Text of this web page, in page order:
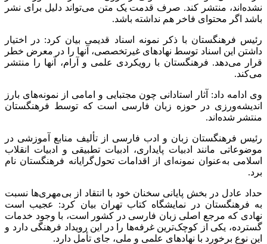
نشده‌اند، منتشر کند. صرف قدمت یک متن می‌تواند دلیل برای نشر
باشد اگر محتوای فاخر هم نداشته باشد.
رئیس فرهنگستان با ذکر نمونه اسناد قدیمی بیان کرد: در اختیار
داشتن این اسناد توسط نهادهای غیرتخصصی، آنها را در معرض خطر
قرار می‌دهد. فرهنگستان با رویکردی علمی و آرام، آنها را منتشر
می‌کند.
وی ادامه داد: آثار استادانی چون مجتبایی و امامی از نمونه‌های بارز
اندیشه‌ورزی در حوزه زبان فارسی است که توسط فرهنگستان
منتشر شده‌اند.
رئیس فرهنگستان زبان و ادب فارسی از تألیف منابع آموزشی در
موضوعاتی مانند ادبیات پایداری، ادبیات تطبیقی و ادبیات انقلاب
اسلامی به‌عنوان نمونه‌ای از اقدامات تحول‌گرایانه فرهنگستان نام
برد.
حداد عادل در بخش پایانی سخنان خود با انتقاد از بی‌مهری‌ها نسبت
به فرهنگستان در نمایشگاه کتاب تهران بیان کرد: عجیب است
نهادی که مرجع اصلی زبان فارسی در کشور است، با وجود خدمات
گسترده، یکی از کوچک‌ترین غرفه‌ها را در این رویداد فرهنگی دارد و
این نوع برخورد با نهادهای علمی و ملی، جای تأمل دارد.